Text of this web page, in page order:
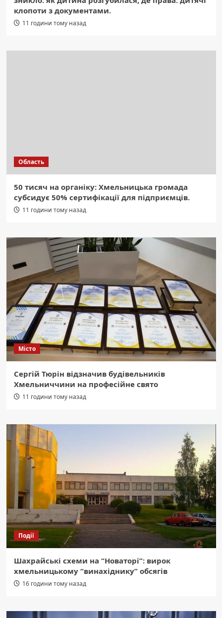
клопоти з документами.
11 години тому назад
Область
50 тисяч на органіку: Хмельницька громада
субсидує 50% сертифікації для підприємців.
11 години тому назад
Місто
Сергій Тюрін відзначив будівельників
Хмельниччини на професійне свято
11 години тому назад
Події
Шахрайські схеми на “Новаторі”: вирок
хмельницькому “винахіднику” обсягів
16 години тому назад